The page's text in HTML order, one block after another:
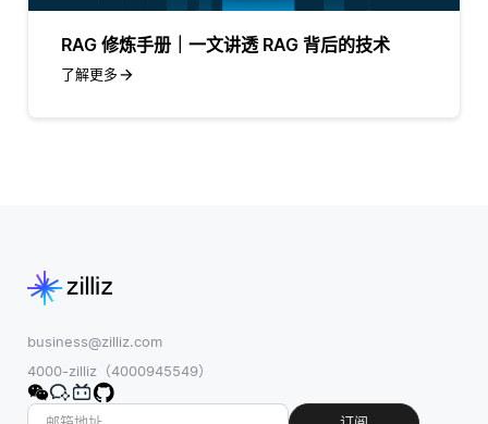
RAG 修炼手册｜一文讲透 RAG 背后的技术
了解更多
business@zilliz.com
4000-zilliz（4000945549）